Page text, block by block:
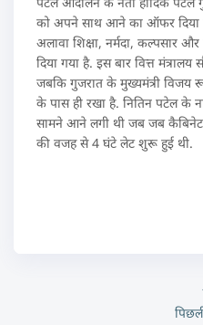
को अपने साथ आने का ऑफर दिया
अलावा शिक्षा, नर्मदा, कल्पसार और
दिया गया है. इस बार वित्त
जबकि गुजरात के मुख्यमंत्री विजय
के पास ही रखा है. नितिन पटेल के
सामने आने लगी थी जब जब कैबिनेट
की वजह से 4 घंटे लेट शुरू हुई थी.